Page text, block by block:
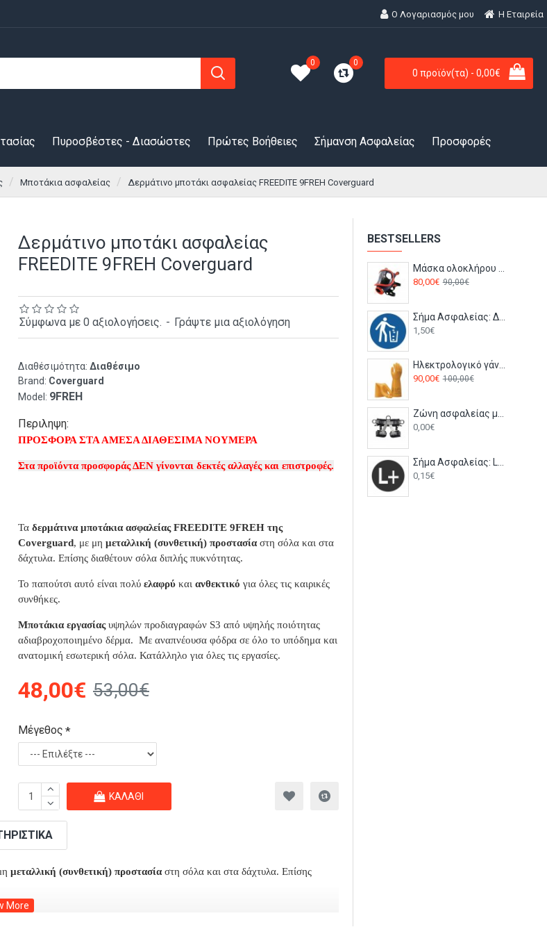
Ο Λογαριασμός μου H Εταιρεία
0 0
0 προϊόν(τα) - 0,00€
Πυροσβέστες - Διασώστες Πρώτες Βοήθειες Σήμανση Ασφαλείας Προσφορές
Μποτάκια ασφαλείας Δερμάτινο μποτάκι ασφαλείας FREEDITE 9FREH Coverguard
Δερμάτινο μποτάκι ασφαλείας
FREEDITE 9FREH Coverguard
Διαθέσιμότητα: Διαθέσιμο
Brand: Coverguard
Model: 9FREH
Σύμφωνα με 0 αξιολογήσεις. - Γράψτε μια αξιολόγηση
Περιληψη:
ΠΡΟΣΦΟΡΑ ΣΤΑ ΑΜΕΣΑ ΔΙΑΘΕΣΙΜΑ ΝΟΥΜΕΡΑ
Στα προϊόντα προσφοράς ΔΕΝ γίνονται δεκτές αλλαγές και επιστροφές.
Τα δερμάτινα μποτάκια ασφαλείας FREEDITE 9FREH της
Coverguard, με μη μεταλλική (συνθετική) προστασία στη σόλα και στα
δάχτυλα. Επίσης διαθέτουν σόλα διπλής πυκνότητας.
Το παπούτσι αυτό είναι πολύ ελαφρύ και ανθεκτικό για όλες τις καιρικές
συνθήκες.
Μποτάκια εργασίαςυψηλών προδιαγραφών S3 από υψηλής ποιότητας
αδιαβροχοποιημένο δέρμα. Με αναπνέουσα φόδρα σε όλο το υπόδημα και
ανατομική εσωτερική σόλα. Κατάλληλο για όλες τις εργασίες.
48,00€ 53,00€
Μέγεθος
ΚΑΛΆΘΙ
μεταλλική (συνθετική) προστασία στη σόλα και στα δάχτυλα. Επίσης
BESTSELLERS
80,00€ 90,00€
Σήμα Ασφαλείας: Διατηρείτε Το Χώρο Καθαρό - Y25
1,50€
Ηλεκτρολογικό γάντι (Class 3 -26500V) S59150 Secura
90,00€ 100,00€
0,00€
0,15€